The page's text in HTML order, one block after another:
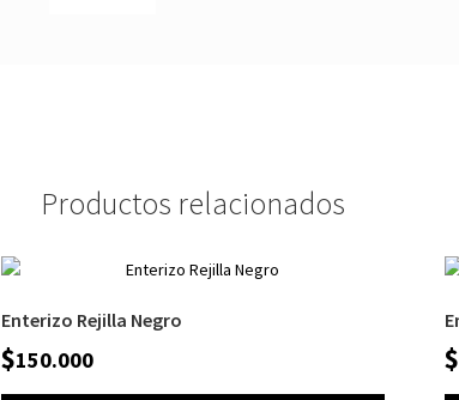
Productos relacionados
Enterizo Rejilla Negro
$150.000 $